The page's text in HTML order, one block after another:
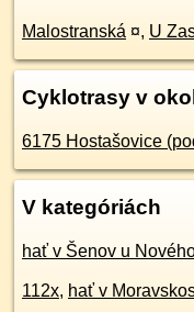
Malostranská ¤, U
Cyklotrasy v
6175 Hostašovice
V kategóriách
hať v Šenov u
112x, hať v